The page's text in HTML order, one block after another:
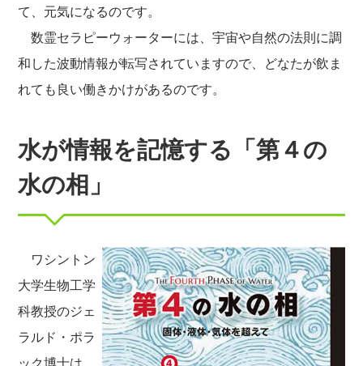
て、元気になるのです。
数霊セラピーウォーターには、宇宙や自然の法則に調
和した波動情報が転写されていますので、どなたが飲ま
れても良い働きかけがあるのです。
水が情報を記憶する「第４の
水の相」
ワシントン
大学生物工学
科教授のジェ
ラルド・ポラ
ック博士は、